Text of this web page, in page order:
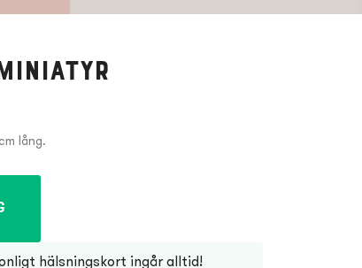
lång.
hälsningskort ingår alltid!